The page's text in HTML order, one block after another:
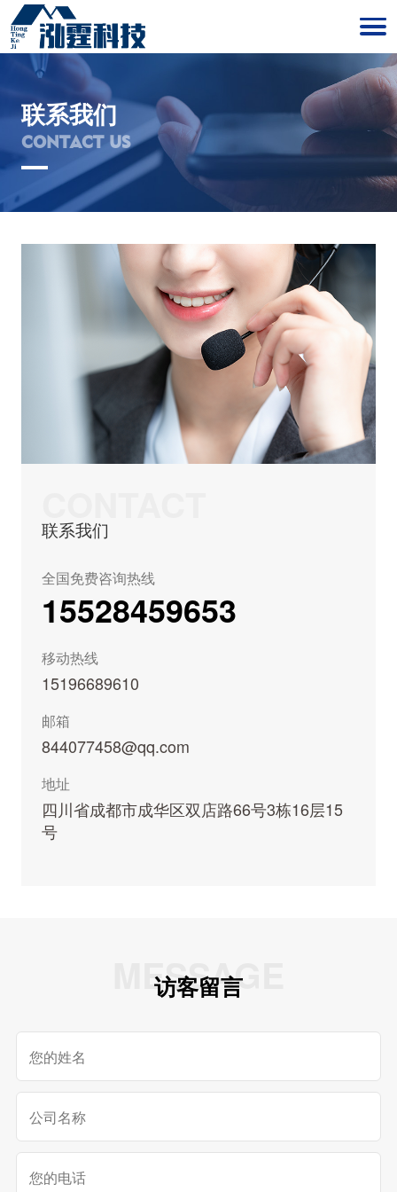
联系我们
CONTACT US
联系我们
全国免费咨询热线
15528459653
移动热线
15196689610
邮箱
844077458@qq.com
地址
四川省成都市成华区双店路66号3栋16层15
号
MESSAGE
访客留言